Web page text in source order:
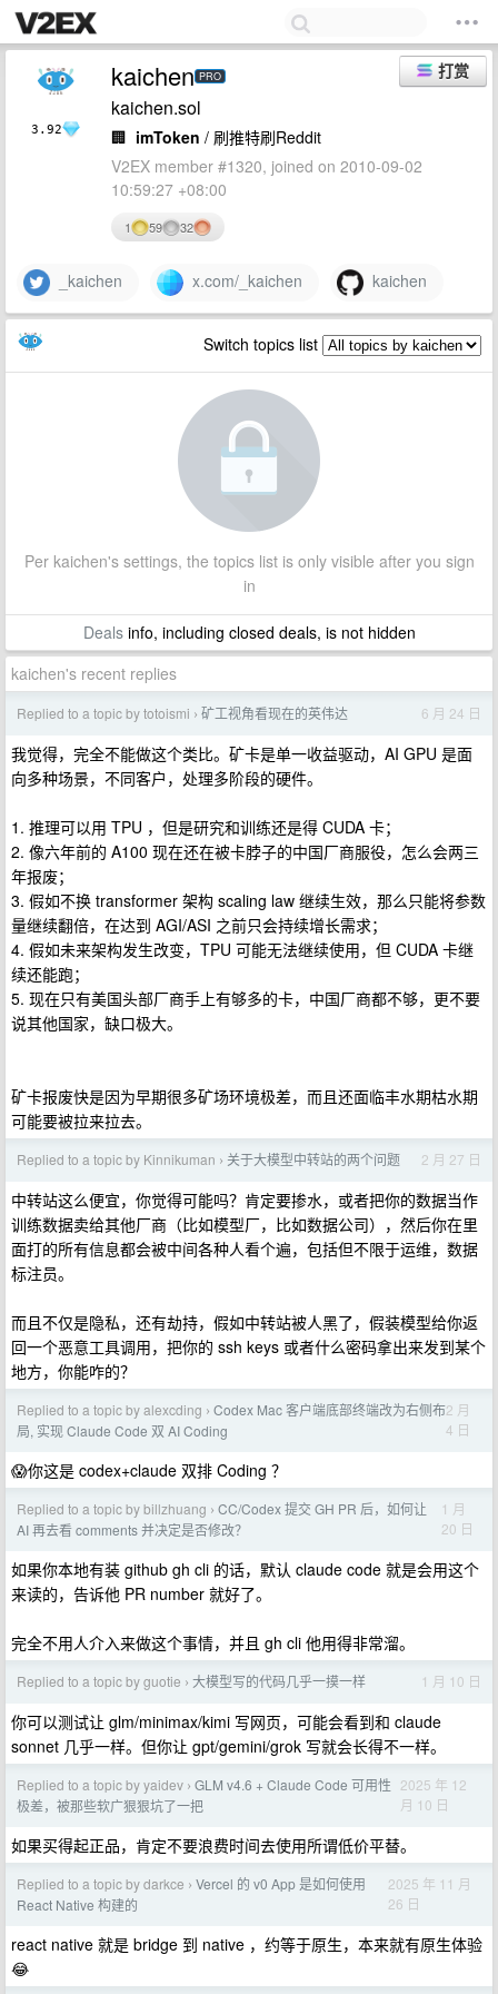
3.92
打赏
kaichen PRO
kaichen.sol
🏢 imToken / 刷推特刷Reddit
V2EX member #1320, joined on 2010-09-02
10:59:27 +08:00
1 59 32
_kaichen x.com/_kaichen kaichen
Switch topics list
Per kaichen's settings, the topics list is only visible after you sign
in
Dealsinfo, including closed deals, is not hidden
kaichen's recent replies
Replied to a topic by totoismi › 矿工视角看现在的英伟达 6 月 24 日
我觉得，完全不能做这个类比。矿卡是单一收益驱动，AI GPU 是面
向多种场景，不同客户，处理多阶段的硬件。
1. 推理可以用 TPU ，但是研究和训练还是得 CUDA 卡；
2. 像六年前的 A100 现在还在被卡脖子的中国厂商服役，怎么会两三
年报废；
3. 假如不换 transformer 架构 scaling law 继续生效，那么只能将参数
量继续翻倍，在达到 AGI/ASI 之前只会持续增长需求；
4. 假如未来架构发生改变，TPU 可能无法继续使用，但 CUDA 卡继
续还能跑；
5. 现在只有美国头部厂商手上有够多的卡，中国厂商都不够，更不要
说其他国家，缺口极大。
矿卡报废快是因为早期很多矿场环境极差，而且还面临丰水期枯水期
可能要被拉来拉去。
Replied to a topic by Kinnikuman › 关于大模型中转站的两个问题 2 月 27 日
中转站这么便宜，你觉得可能吗？肯定要掺水，或者把你的数据当作
训练数据卖给其他厂商（比如模型厂，比如数据公司），然后你在里
面打的所有信息都会被中间各种人看个遍，包括但不限于运维，数据
标注员。
而且不仅是隐私，还有劫持，假如中转站被人黑了，假装模型给你返
回一个恶意工具调用，把你的 ssh keys 或者什么密码拿出来发到某个
地方，你能咋的？
Replied to a topic by alexcding › Codex Mac 客户端底部终端改为右侧布
局, 实现 Claude Code 双 AI Coding
2 月
4 日
😱你这是 codex+claude 双排 Coding ？
Replied to a topic by billzhuang › CC/Codex 提交 GH PR 后，如何让
AI 再去看 comments 并决定是否修改？
1 月
20 日
如果你本地有装 github gh cli 的话，默认 claude code 就是会用这个
来读的，告诉他 PR number 就好了。
完全不用人介入来做这个事情，并且 gh cli 他用得非常溜。
Replied to a topic by guotie › 大模型写的代码几乎一摸一样 1 月 10 日
你可以测试让 glm/minimax/kimi 写网页，可能会看到和 claude
sonnet 几乎一样。但你让 gpt/gemini/grok 写就会长得不一样。
Replied to a topic by yaidev › GLM v4.6 + Claude Code 可用性
极差，被那些软广狠狠坑了一把
2025 年 12
月 10 日
如果买得起正品，肯定不要浪费时间去使用所谓低价平替。
Replied to a topic by darkce › Vercel 的 v0 App 是如何使用
React Native 构建的
2025 年 11 月
26 日
react native 就是 bridge 到 native ，约等于原生，本来就有原生体验
😂